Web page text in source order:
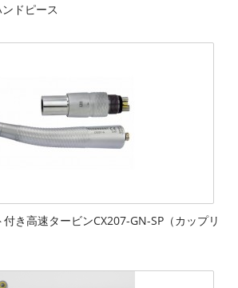
ドピース
き高速タービンCX207-GN-SP（カップリ